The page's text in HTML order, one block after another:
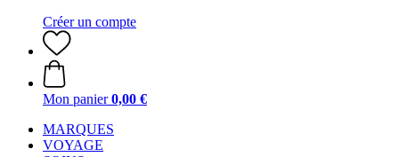
Créer un compte
Mon panier 0,00 €
MARQUES
VOYAGE